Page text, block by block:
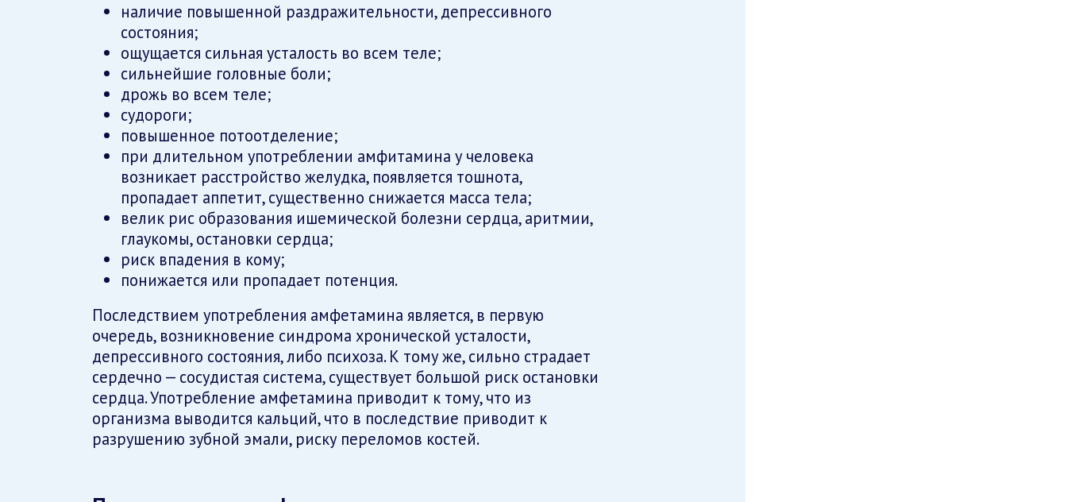
наличие повышенной раздражительности, депрессивного
состояния;
ощущается сильная усталость во всем теле;
сильнейшие головные боли;
дрожь во всем теле;
судороги;
повышенное потоотделение;
при длительном употреблении амфитамина у человека
возникает расстройство желудка, появляется тошнота,
пропадает аппетит, существенно снижается масса тела;
велик рис образования ишемической болезни сердца, аритмии,
глаукомы, остановки сердца;
риск впадения в кому;
понижается или пропадает потенция.
Последствием употребления амфетамина является, в первую
очередь, возникновение синдрома хронической усталости,
депрессивного состояния, либо психоза. К тому же, сильно страдает
сердечно — сосудистая система, существует большой риск остановки
сердца. Употребление амфетамина приводит к тому, что из
организма выводится кальций, что в последствие приводит к
разрушению зубной эмали, риску переломов костей.